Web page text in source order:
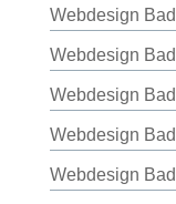
Webdesign
Webdesign
Webdesign
Webdesign
Webdesign